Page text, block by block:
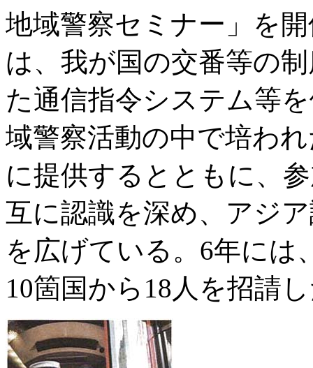
地域警察セミナー」を
は、我が国の交番等の
た通信指令システム等
域警察活動の中で培わ
に提供するとともに、
互に認識を深め、アジ
を広げている。6年には
10箇国から18人を招請